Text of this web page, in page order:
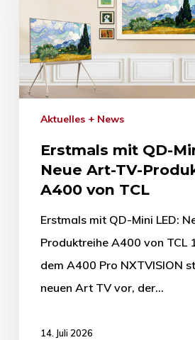
Aktuelles + News
Erstmals mit QD-
Neue Art-TV-
A400 von TCL
Erstmals mit QD-Mini LED:
Produktreihe A400 von TCL
dem A400 Pro NXTVISION
neuen Art TV vor, der…
14. Juli 2026